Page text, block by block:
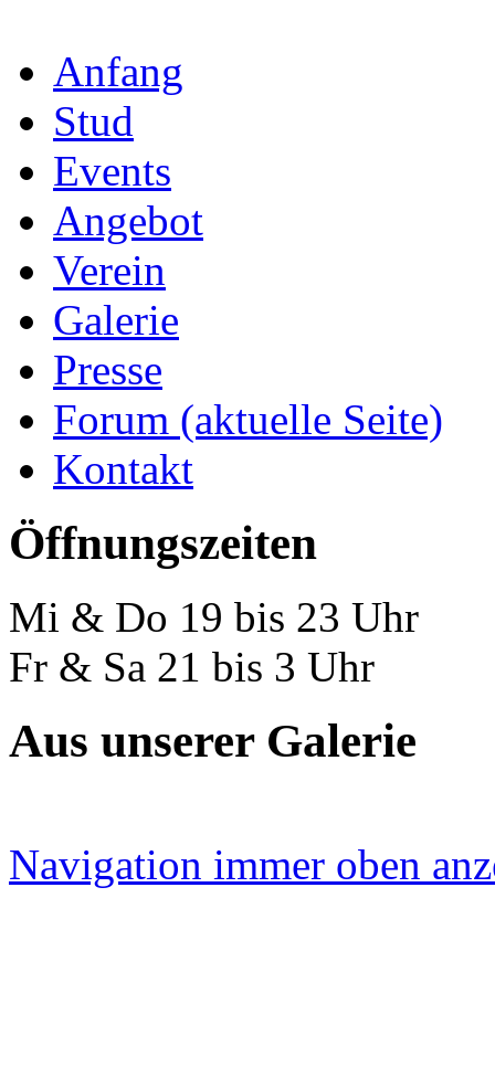
Anfang
Stud
Events
Angebot
Verein
Galerie
Presse
Forum (aktuelle Seite)
Kontakt
Öffnungszeiten
Mi & Do 19 bis 23 Uhr
Fr & Sa 21 bis 3 Uhr
Aus unserer Galerie